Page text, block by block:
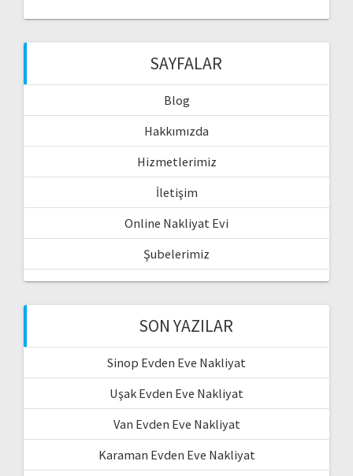
SAYFALAR
Blog
Hakkımızda
Hizmetlerimiz
İletişim
Online Nakliyat Evi
Şubelerimiz
SON YAZILAR
Sinop Evden Eve Nakliyat
Uşak Evden Eve Nakliyat
Van Evden Eve Nakliyat
Karaman Evden Eve Nakliyat